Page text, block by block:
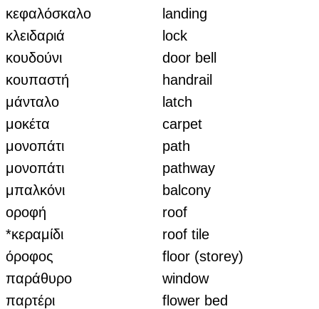
κεφαλόσκαλο
landing
κλειδαριά
lock
κουδούνι
door bell
κουπαστή
handrail
μάνταλο
latch
μοκέτα
carpet
μονοπάτι
path
μονοπάτι
pathway
μπαλκόνι
balcony
οροφή
roof
*κεραμίδι
roof tile
όροφος
floor (storey)
παράθυρο
window
παρτέρι
flower bed